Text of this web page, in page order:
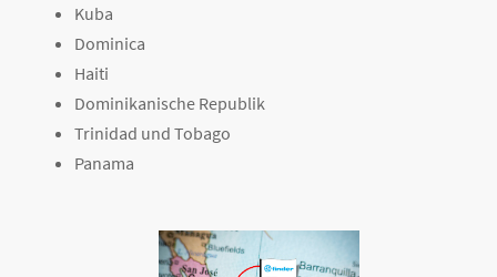
Kuba
Dominica
Haiti
Dominikanische Republik
Trinidad und Tobago
Panama